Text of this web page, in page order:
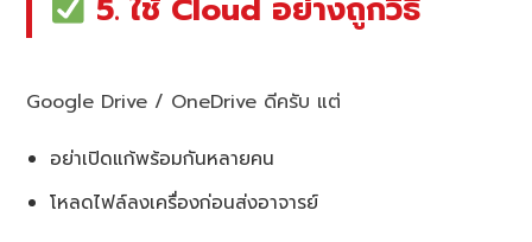
5. ใช้ Cloud อย่างถูกวิธี
Google Drive / OneDrive ดีครับ แต่
อย่าเปิดแก้พร้อมกันหลายคน
โหลดไฟล์ลงเครื่องก่อนส่งอาจารย์